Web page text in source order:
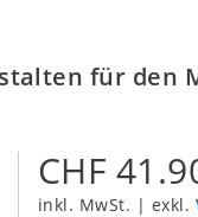
für
CHF
inkl. MwSt. | exkl.